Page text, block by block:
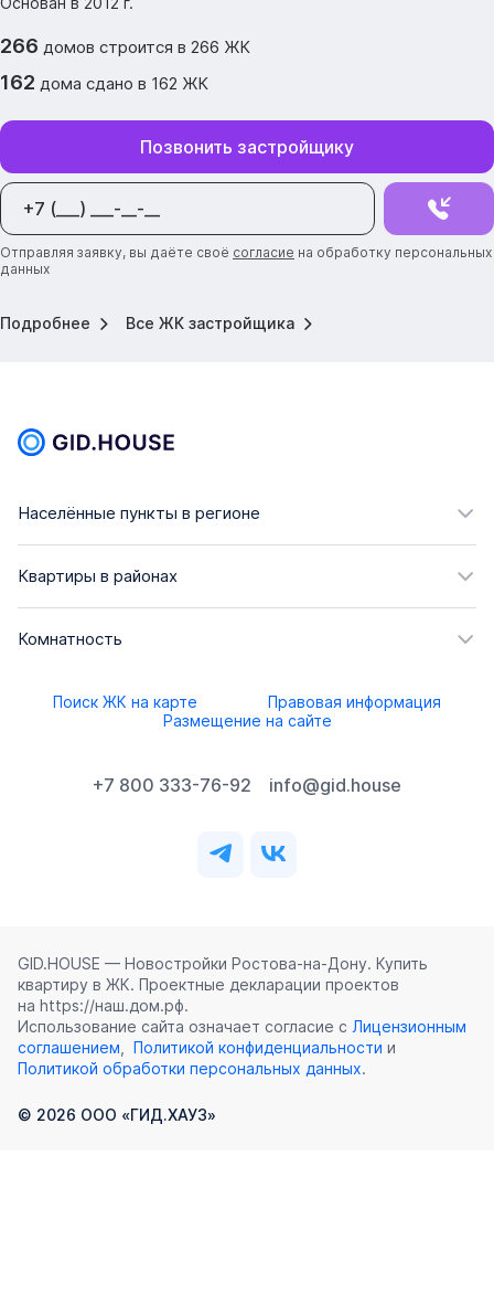
266 домов строится в 266 ЖК
162 дома сдано в 162 ЖК
Позвонить застройщику
Отправляя заявку, вы даёте своё согласие на обработку персональных
данных
Подробнее Все ЖК застройщика
Населённые пункты в регионе
Квартиры в районах
Комнатность
Поиск ЖК на карте
Правовая информация
Размещение на сайте
+7 800 333-76-92 info@gid.house
GID.HOUSE — Новостройки Ростова‑на‑Дону. Купить
квартиру в ЖК. Проектные декларации проектов
на https://наш.дом.рф.
Использование сайта означает согласие с Лицензионным
соглашением
Политикой конфиденциальности и
Политикой обработки персональных данных.
© 2026 ООО «ГИД.ХАУЗ»